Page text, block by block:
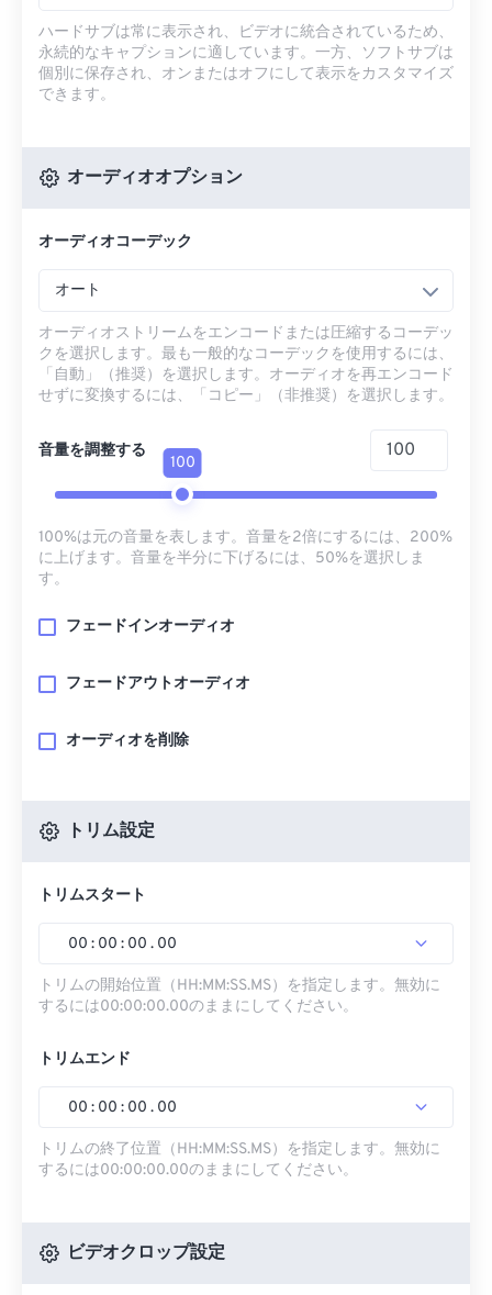
ハードサブは常に表示され、ビデオに統合されているため、
永続的なキャプションに適しています。一方、ソフトサブは
個別に保存され、オンまたはオフにして表示をカスタマイズ
できます。
オーディオオプション
オーディオコーデック
オート
オーディオストリームをエンコードまたは圧縮するコーデッ
クを選択します。最も一般的なコーデックを使用するには、
「自動」（推奨）を選択します。オーディオを再エンコード
せずに変換するには、「コピー」（非推奨）を選択します。
音量を調整する
100
100%は元の音量を表します。音量を2倍にするには、200%
に上げます。音量を半分に下げるには、50%を選択しま
す。
フェードインオーディオ
フェードアウトオーディオ
オーディオを削除
トリム設定
トリムスタート
00 : 00 : 00 . 00
トリムの開始位置（HH:MM:SS.MS）を指定します。無効に
するには00:00:00.00のままにしてください。
トリムエンド
00 : 00 : 00 . 00
トリムの終了位置（HH:MM:SS.MS）を指定します。無効に
するには00:00:00.00のままにしてください。
ビデオクロップ設定